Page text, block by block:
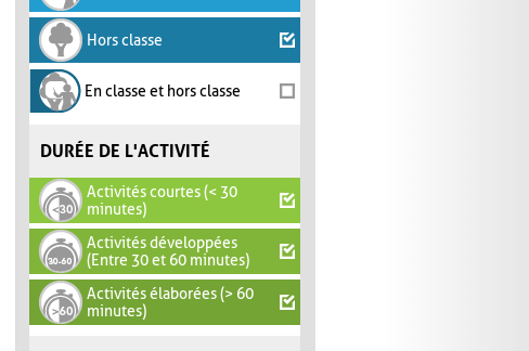
Hors classe
En classe et hors classe
DURÉE DE L'ACTIVITÉ
Activités courtes (< 30
minutes)
Activités développées
(Entre 30 et 60 minutes)
Activités élaborées (> 60
minutes)